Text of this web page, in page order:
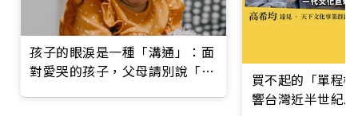
孩子的眼淚是一種「溝通」：面
對愛哭的孩子，父母請別說「這
買不起的「單程
響台灣近半世紀